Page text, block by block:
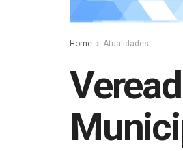
Home Atualidades